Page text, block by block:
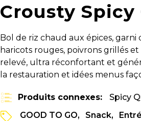
Crousty
Bol de riz chaud aux épices, garni
haricots rouges, poivrons grillés
relevé, ultra réconfortant et
la restauration et idées menus
Produits connexes:
Spicy
GOOD TO GO
Snack